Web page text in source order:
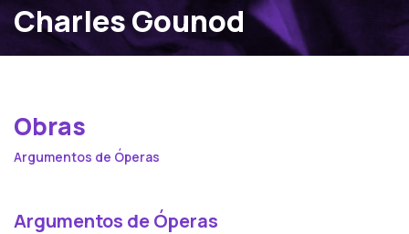
Charles Gounod
Obras
Argumentos de Óperas
Argumentos de Óperas